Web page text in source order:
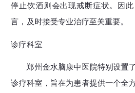
停止饮酒则会出现戒断症状。因
言，及时接受专业治疗至关重要。
诊疗科室
郑州金水脑康中医院特别设置
诊疗科室，旨在为患者提供一个全